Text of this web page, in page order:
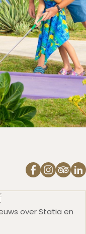
over Statia en